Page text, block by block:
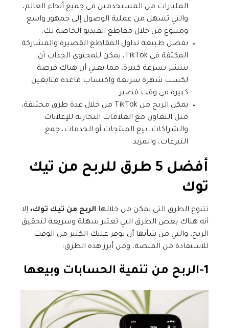
المليارات من المستخدمين في جميع أنحاء العالم،
والتي تسهل من عملية الوصول إلى جمهور واسع
ومتنوع من خلال مقاطع الفيديو الخاصة بك.
بفضل طبيعة تداول المقاطع القصيرة والمشاركة
المكثفة في TikTok، يمكن للمحتوى الجذاب أن
ينتشر بسرعة كبيرة، مما يعني أن هناك فرصة
لكسب شهرة سريعة واكتساب قاعدة متابعين
كبيرة في وقت قصير.
يمكن الربح من TikTok من خلال عدة طرق مختلفة،
مثل التعاون مع العلامات التجارية للإعلانات
والشراكات، بيع المنتجات أو الخدمات، جمع
التبرعات، والمزيد.
أفضل 5 طرق للربح من تيك
توك
تتنوع الطرق التي يمكن من خلالها الربح من تيك توك، إلا
أنه هناك بعض الطرق التي تعتبر سهلة وسريعة لتحقيق
الربح، والتي من شأنها أن توفر عليك الكثير من الوقت
للاستفادة من المنصة، ومن أبرز هذه الطرق:
1-الربح من تنمية الحسابات وبيعها